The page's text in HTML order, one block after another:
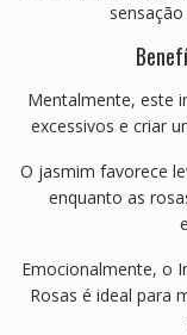
Mentalmente, este
excessivos e criar
O jasmim favorece
enquanto as
Emocionalmente, o
Rosas é ideal para